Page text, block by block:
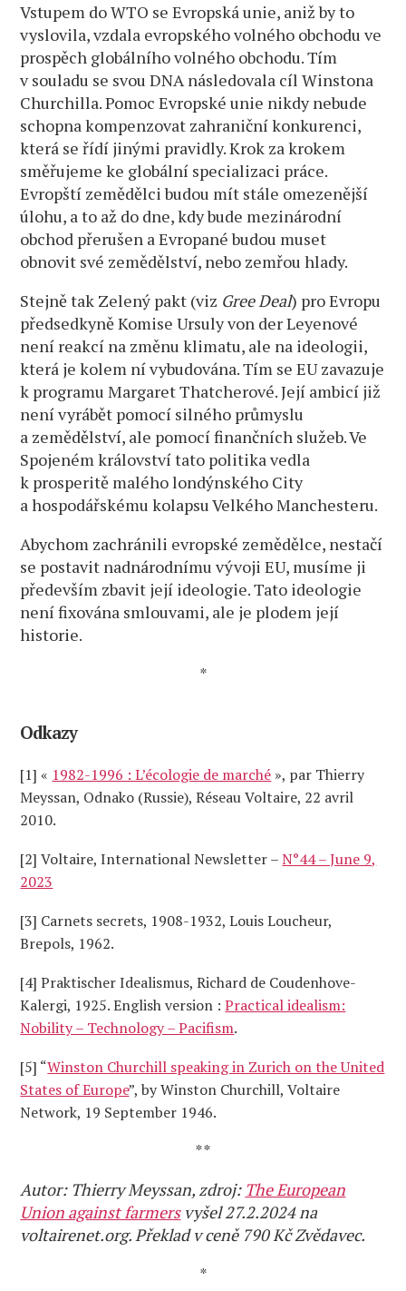
Vstupem do WTO se Evropská unie, aniž by to
vyslovila, vzdala evropského volného obchodu ve
prospěch globálního volného obchodu. Tím
v souladu se svou DNA následovala cíl Winstona
Churchilla. Pomoc Evropské unie nikdy nebude
schopna kompenzovat zahraniční konkurenci,
která se řídí jinými pravidly. Krok za krokem
směřujeme ke globální specializaci práce.
Evropští zemědělci budou mít stále omezenější
úlohu, a to až do dne, kdy bude mezinárodní
obchod přerušen a Evropané budou muset
obnovit své zemědělství, nebo zemřou hlady.
Stejně tak Zelený pakt (viz Gree Deal) pro Evropu
předsedkyně Komise Ursuly von der Leyenové
není reakcí na změnu klimatu, ale na ideologii,
která je kolem ní vybudována. Tím se EU zavazuje
k programu Margaret Thatcherové. Její ambicí již
není vyrábět pomocí silného průmyslu
a zemědělství, ale pomocí finančních služeb. Ve
Spojeném království tato politika vedla
k prosperitě malého londýnského City
a hospodářskému kolapsu Velkého Manchesteru.
Abychom zachránili evropské zemědělce, nestačí
se postavit nadnárodnímu vývoji EU, musíme ji
především zbavit její ideologie. Tato ideologie
není fixována smlouvami, ale je plodem její
historie.
*
Odkazy
[1] « 1982-1996 : L’écologie de marché », par Thierry
Meyssan, Оdnako (Russie), Réseau Voltaire, 22 avril
2010.
[2] Voltaire, International Newsletter –N°44 – June 9,
2023
[3] Carnets secrets, 1908-1932, Louis Loucheur,
Brepols, 1962.
[4] Praktischer Idealismus, Richard de Coudenhove-
Kalergi, 1925. English version :Practical idealism:
Nobility – Technology – Pacifism.
[5] “Winston Churchill speaking in Zurich on the United
States of Europe”, by Winston Churchill, Voltaire
Network, 19 September 1946.
**
Autor: Thierry Meyssan, zdroj: The European
Union against farmersvyšel 27.2.2024 na
voltairenet.org. Překlad v ceně 790 Kč Zvědavec.
*